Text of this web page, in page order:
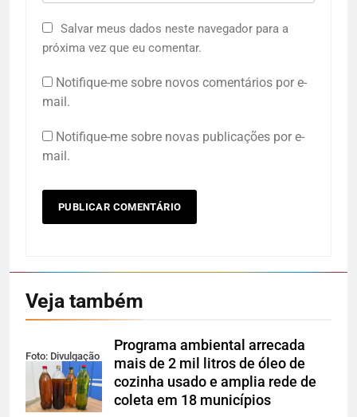
Salvar meus dados neste navegador para a
próxima vez que eu comentar.
Notifique-me sobre novos comentários por e-
mail.
Notifique-me sobre novas publicações por e-
mail.
Veja também
Foto: Divulgação
Programa ambiental arrecada
mais de 2 mil litros de óleo de
cozinha usado e amplia rede de
coleta em 18 municípios